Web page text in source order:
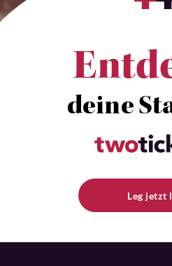
deine
Leg jetzt